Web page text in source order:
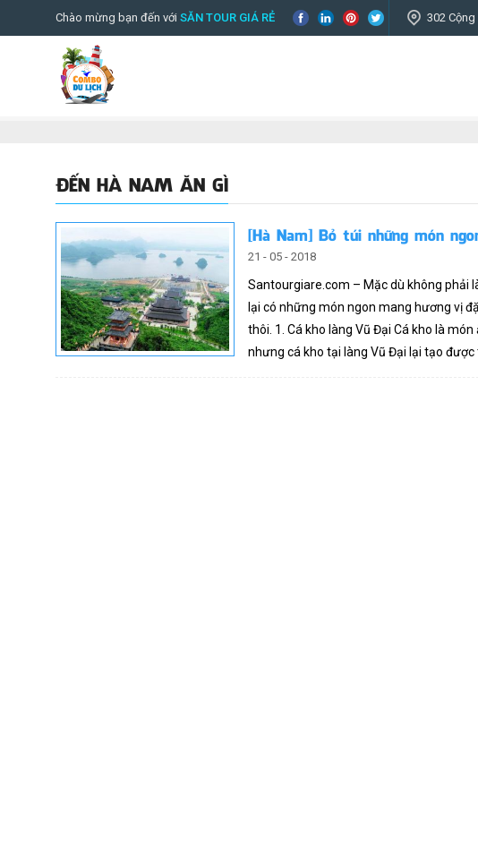
Chào mừng bạn đến với SĂN TOUR GIÁ RẺ 302 Cộng
ĐẾN HÀ NAM ĂN GÌ
[Hà Nam] Bỏ túi những món
21 - 05 - 2018
Santourgiare.com – Mặc dù không phải
lại có những món ngon mang hương vị
thôi. 1. Cá kho làng Vũ Đại Cá kho là
nhưng cá kho tại làng Vũ Đại lại tạo được